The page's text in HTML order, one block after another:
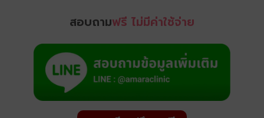
สอบถามฟรี ไม่มีค่าใช้จ่าย